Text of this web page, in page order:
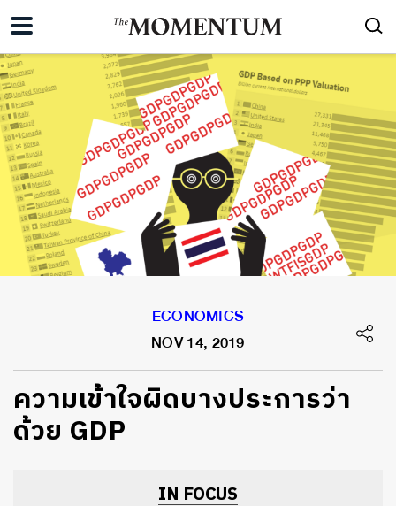
ECONOMICS
NOV 14, 2019
ความเข้าใจผิดบางประการว่า
ด้วย GDP
IN FOCUS